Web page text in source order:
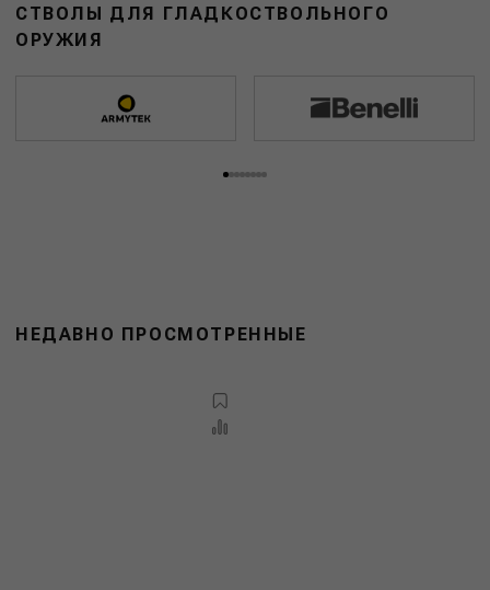
СТВОЛЫ ДЛЯ ГЛАДКОСТВОЛЬНОГО
ОРУЖИЯ
НЕДАВНО ПРОСМОТРЕННЫЕ